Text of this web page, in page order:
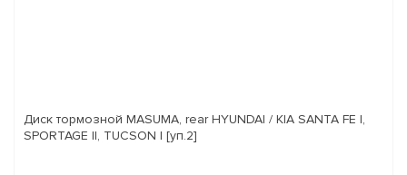
Диск тормозной MASUMA, rear HYUNDAI / KIA SANTA FE I,
SPORTAGE II, TUCSON I [уп.2]